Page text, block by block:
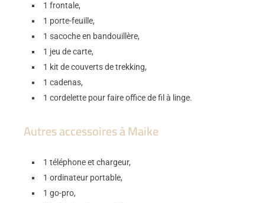
1 frontale,
1 porte-feuille,
1 sacoche en bandouillère,
1 jeu de carte,
1 kit de couverts de trekking,
1 cadenas,
1 cordelette pour faire office de fil à linge.
Autres accessoires à Maike
1 téléphone et chargeur,
1 ordinateur portable,
1 go-pro,